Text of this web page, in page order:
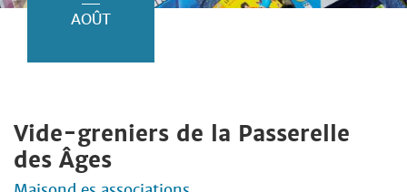
AOÛT
Vide-greniers de la Passerelle
des Âges